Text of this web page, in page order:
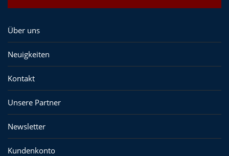
Über uns
Neuigkeiten
Kontakt
Unsere Partner
Newsletter
Kundenkonto